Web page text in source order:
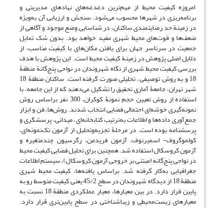
امروزه کیفیت محیط از مهم‌ترین دغدغه‌های نهادهای مدیریتی و
برنامه‌ریزی در شهرها محسوب می‌شود. سنجش و ارزیابی آن به‌ویژه
در زمینة حد رضایتمندی ساکنان، در شناسایی وضع موجود و آگاهی از
ضعف‌ها و قوت‌های محیط شهری مفید خواهد بود. بدون شک تمایل
جمعیت در سرتاسر جهان برای یافتن مکان‌های با کیفیت مناسب، از
دلایل اصلی پژوهش در زمینة کیفیت محیط است. این پژوهش با هدف
بررسی کیفیت محیط شهری از نگاه شهروندان در نواحی پنج‌گانة منطقۀ
18 و به روش توصیفی – تحلیلی صورت گرفته است. ساکنان منطقۀ 18
شهر تهران، جامعۀ آماری تحقیق را تشکیل می‌دهند که از این جامعه، با
استفاده از روش تعیین حجم نمونۀ کوکران، 300 نفر براساس روش
نمونه‌گیری خوشه‌ای احتمالی فضایی انتخاب شدند. روش‌ها، فن و ابزار
جمع‌آوری داده‌ها و اطلاعات به‌ترتیب کتابخانه‌ای – میدانی، پرسشگری و
پرسشنامه بوده است. در مرحلۀ تجزیه‌وتحلیل از آزمون تک‌نمونه‌ای،
کولموگروف- اسمیرنوف، آزمون فریدمن، رگرسیون چندمتغیره و
آزمون کروسکال استفاده‌ شد. همچنین برای تحلیل فضایی کیفیت محیط
در نواحی پنج‌گانه (مبتنی بر خروجی آزمون کروسکال)، سیستم اطلاعات
جغرافیایی به‌کار گرفته شد. براساس یافته‌ها، کیفیت محیط شهری
منطقۀ 18 از دیدگاه شهروندان در سطح 45/2 یعنی کیفیت متوسط رو به
پایین قرار دارد. در بین معیارها، معیار عملکردی منطقۀ 18 نسبت به
معیارهای زیست‌محیطی و زیباشناختی در سطح پایین‌تری قرار دارد.